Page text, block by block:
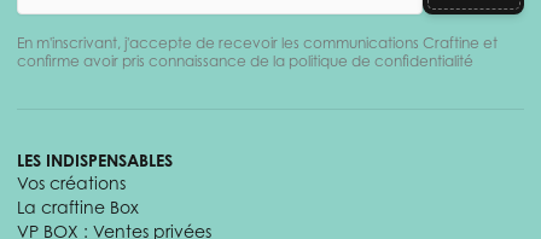
En m'inscrivant, j'accepte de recevoir les communications Craftine et
confirme avoir pris connaissance de la politique de confidentialité
LES INDISPENSABLES
Vos créations
La craftine Box
VP BOX : Ventes privées